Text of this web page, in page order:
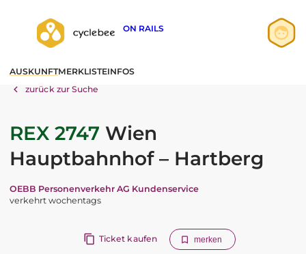
ON RAILS
AUSKUNFTMERKLISTEINFOS
zurück zur Suche
REX 2747 Wien
Hauptbahnhof – Hartberg
OEBB Personenverkehr AG Kundenservice
verkehrt wochentags
Ticket kaufen merken